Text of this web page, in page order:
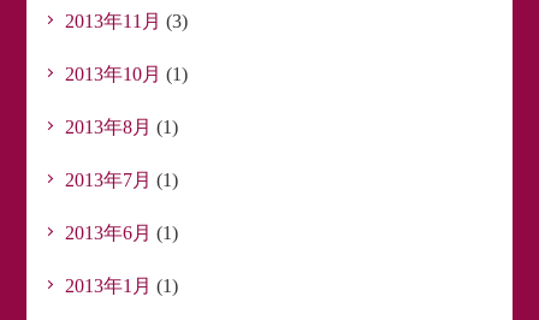
2013年11月 (3)
2013年10月 (1)
2013年8月 (1)
2013年7月 (1)
2013年6月 (1)
2013年1月 (1)